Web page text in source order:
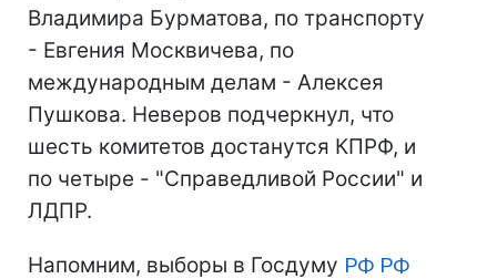
Владимира Бурматова, по транспорту
- Евгения Москвичева, по
международным делам - Алексея
Пушкова. Неверов подчеркнул, что
шесть комитетов достанутся КПРФ, и
по четыре - "Справедливой России" и
ЛДПР.
Напомним, выборы в Госдуму РФ РФ